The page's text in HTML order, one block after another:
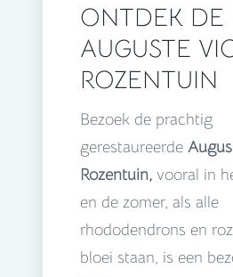
ONTDEK DE
AUGUSTE
ROZENTUIN
Bezoek de prachtig
gerestaureerde
Rozentuin, vooral in
en de zomer, als alle
rhododendrons en
bloei staan, is een